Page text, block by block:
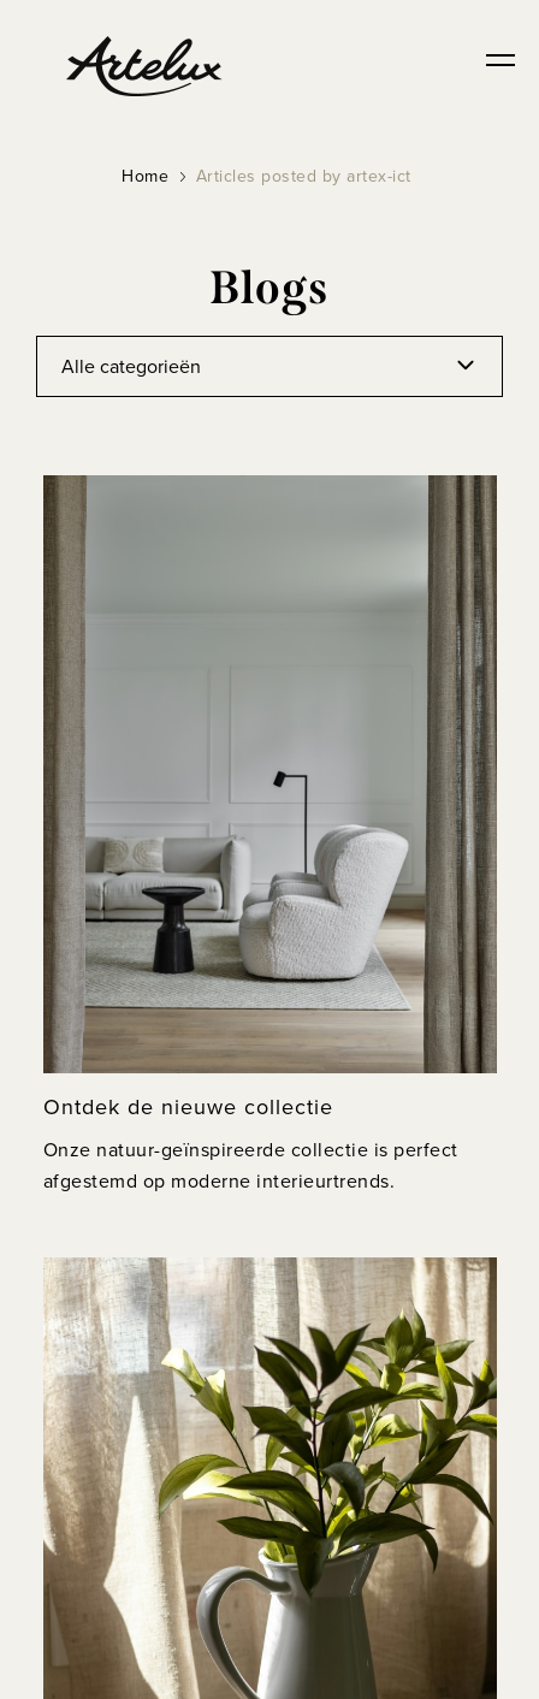
Home Articles posted by artex-ict
Blogs
Ontdek de nieuwe collectie
Onze natuur-geïnspireerde collectie is perfect
afgestemd op moderne interieurtrends.